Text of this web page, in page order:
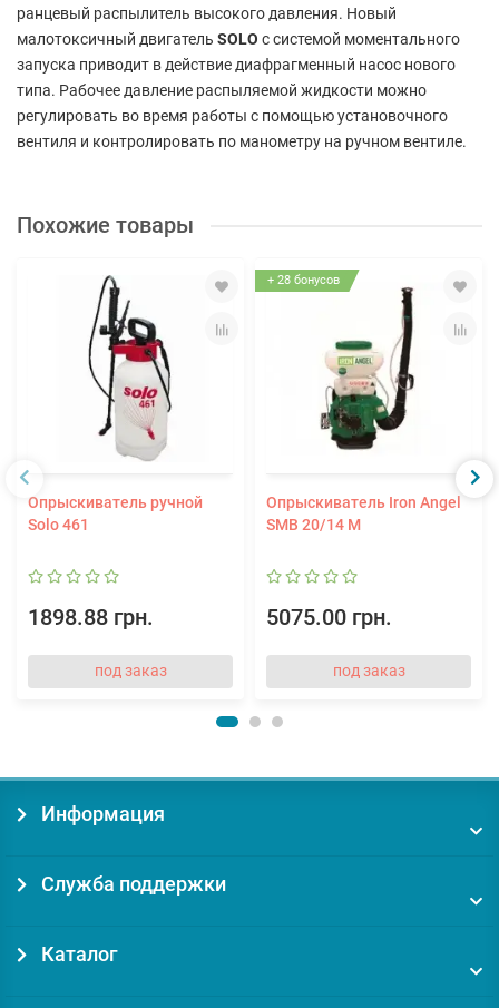
ранцевый распылитель высокого давления. Новый
малотоксичный двигатель SOLO с системой моментального
запуска приводит в действие диафрагменный насос нового
типа. Рабочее давление распыляемой жидкости можно
регулировать во время работы с помощью установочного
вентиля и контролировать по манометру на ручном вентиле.
Похожие товары
Опрыскиватель ручной
Solo 461
1898.88 грн.
под заказ
+ 28 бонусов
Опрыскиватель Iron Angel
SMB 20/14 M
5075.00 грн.
под заказ
Информация
Служба поддержки
Каталог